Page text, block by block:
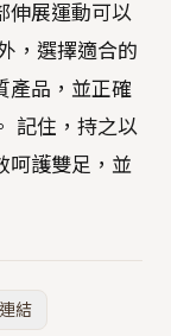
伸展運動可以
，選擇適合的
產品，並正確
記住，持之以
呵護雙足，並
結